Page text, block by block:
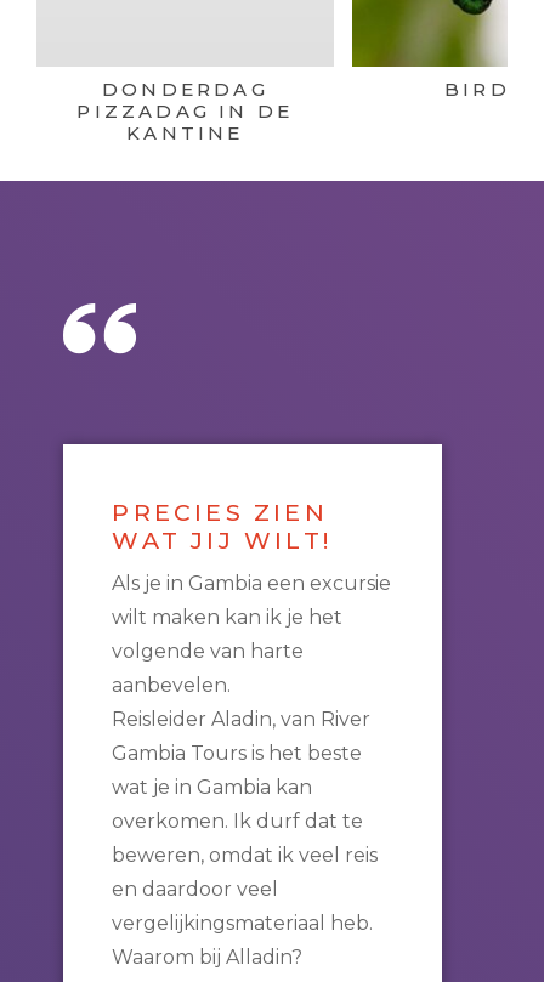
DONDERDAG
PIZZADAG IN DE
KANTINE
PRECIES ZIEN
WAT JIJ WILT!
Als je in Gambia een excursie
wilt maken kan ik je het
volgende van harte
aanbevelen.
Reisleider Aladin, van River
Gambia Tours is het beste
wat je in Gambia kan
overkomen. Ik durf dat te
beweren, omdat ik veel reis
en daardoor veel
vergelijkingsmateriaal heb.
Waarom bij Alladin?